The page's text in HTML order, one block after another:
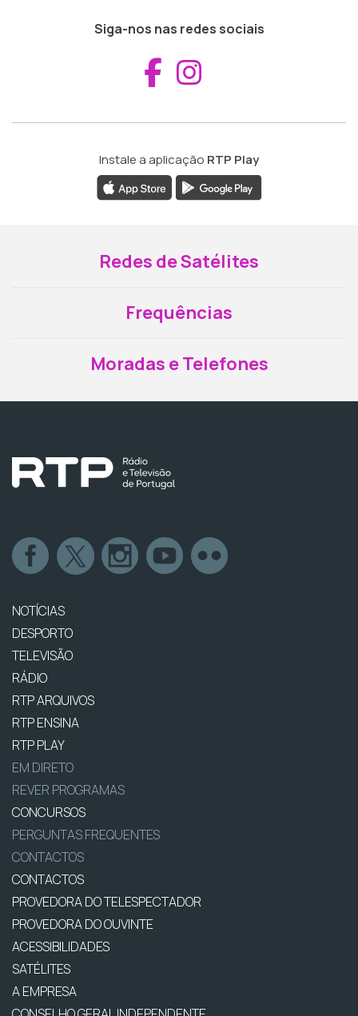
Siga-nos nas redes sociais
Aceder ao
Instale a aplicação RTP Play
Redes de Satélites
Frequências
Moradas e Telefones
NOTÍCIAS
DESPORTO
TELEVISÃO
RÁDIO
RTP ARQUIVOS
RTP ENSINA
RTP PLAY
EM DIRETO
REVER PROGRAMAS
CONCURSOS
PERGUNTAS FREQUENTES
CONTACTOS
CONTACTOS
PROVEDORA DO TELESPECTADOR
PROVEDORA DO OUVINTE
ACESSIBILIDADES
SATÉLITES
A EMPRESA